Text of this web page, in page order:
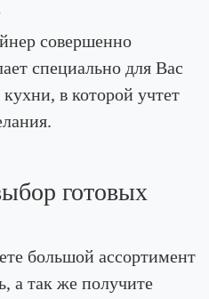
совершенно
специально для Вас
в которой учтет
готовых
большой ассортимент
а так же получите